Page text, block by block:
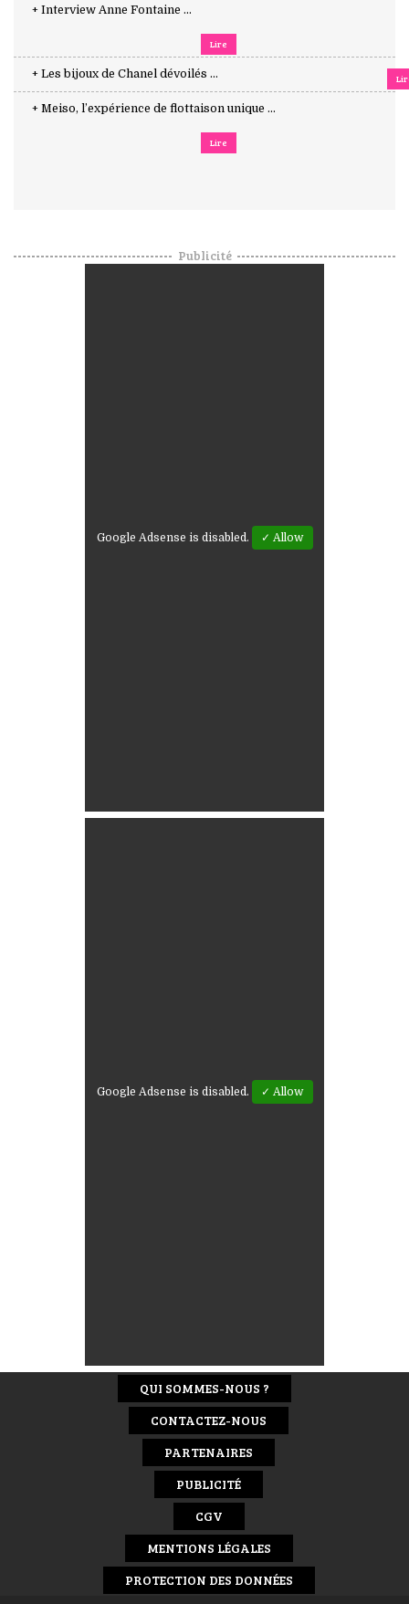
+ Interview Anne Fontaine ...
Lire
+ Les bijoux de Chanel dévoilés ...
+ Meiso, l’expérience de flottaison unique ...
Lire
Publicité
Google Adsense is disabled. ✓ Allow
Google Adsense is disabled. ✓ Allow
QUI SOMMES-NOUS ?
CONTACTEZ-NOUS
PARTENAIRES
PUBLICITÉ
CGV
MENTIONS LÉGALES
PROTECTION DES DONNÉES